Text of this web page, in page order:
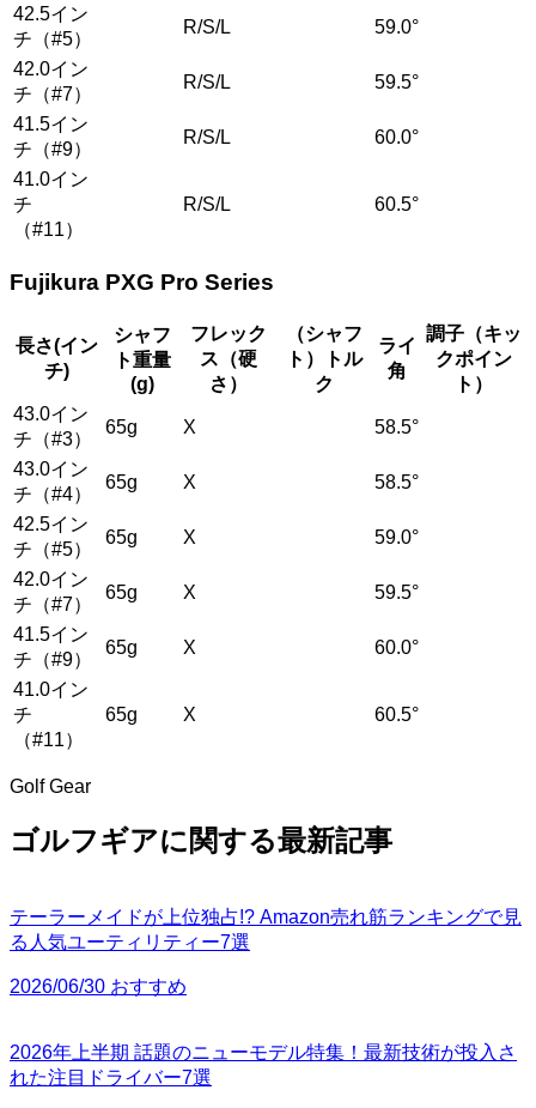
42.5イン
チ（#5）
R/S/L 59.0°
42.0イン
チ（#7）
R/S/L 59.5°
41.5イン
チ（#9）
R/S/L 60.0°
41.0イン
チ
（#11）
R/S/L 60.5°
Fujikura PXG Pro Series
長さ(イン
チ)
シャフ
ト重量
(g)
フレック
ス（硬
さ）
（シャフ
ト）トル
ク
ライ
角
調子（キッ
クポイン
ト）
43.0イン
チ（#3）
65g X 58.5°
43.0イン
チ（#4）
65g X 58.5°
42.5イン
チ（#5）
65g X 59.0°
42.0イン
チ（#7）
65g X 59.5°
41.5イン
チ（#9）
65g X 60.0°
41.0イン
チ
（#11）
65g X 60.5°
Golf Gear
ゴルフギアに関する最新記事
テーラーメイドが上位独占!? Amazon売れ筋ランキングで見
る人気ユーティリティー7選
2026/06/30 おすすめ
2026年上半期 話題のニューモデル特集！最新技術が投入さ
れた注目ドライバー7選